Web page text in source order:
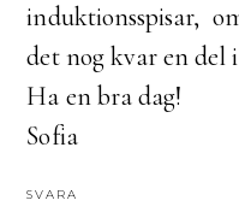
induktionsspisar,
det nog kvar en del
Ha en bra dag!
Sofia
SVARA